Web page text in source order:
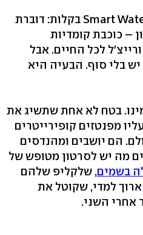
את עניין הפרצוף סגרה Smart Water בקלות: דוברת
– כוכבת קומדיות
לכל החיים. אבל
יש בלי סוף. הבעיה היא
בטח לא אחת שתשיג את
מפנטזים קופירייטרים
הם יושבים ומהנדסים
מה יש לסרטון מטופש של
בשמים, שלקליפ שלהם
למדי, שקוטל את
אחרי השני.